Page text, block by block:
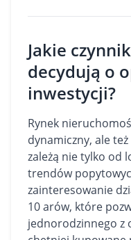
Jakie
decydują o
inwestycji?
Rynek
dynamiczny, ale
zależą nie tylko od
trendów
zainteresowanie
10 arów, które
jednorodzinnego z